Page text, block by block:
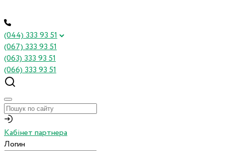
(044) 333 93 51
(067) 333 93 51
(063) 333 93 51
(066) 333 93 51
Кабінет партнера
Логин